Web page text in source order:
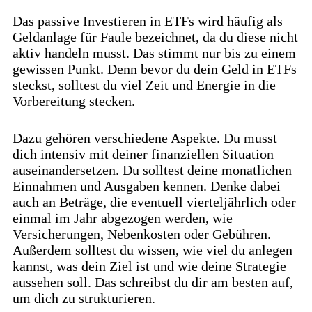
Das passive Investieren in ETFs wird häufig als
Geldanlage für Faule bezeichnet, da du diese nicht
aktiv handeln musst. Das stimmt nur bis zu einem
gewissen Punkt. Denn bevor du dein Geld in ETFs
steckst, solltest du viel Zeit und Energie in die
Vorbereitung stecken.
Dazu gehören verschiedene Aspekte. Du musst
dich intensiv mit deiner finanziellen Situation
auseinandersetzen. Du solltest deine monatlichen
Einnahmen und Ausgaben kennen. Denke dabei
auch an Beträge, die eventuell vierteljährlich oder
einmal im Jahr abgezogen werden, wie
Versicherungen, Nebenkosten oder Gebühren.
Außerdem solltest du wissen, wie viel du anlegen
kannst, was dein Ziel ist und wie deine Strategie
aussehen soll. Das schreibst du dir am besten auf,
um dich zu strukturieren.